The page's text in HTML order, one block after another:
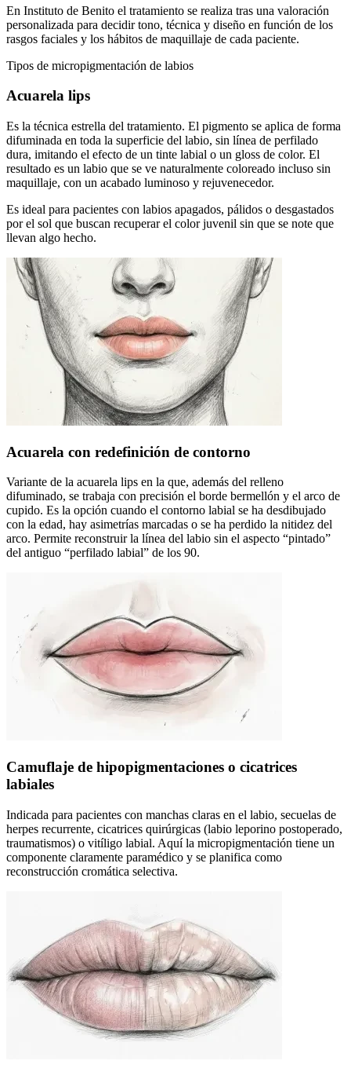
En Instituto de Benito el tratamiento se realiza tras una valoración
personalizada para decidir tono, técnica y diseño en función de los
rasgos faciales y los hábitos de maquillaje de cada paciente.
Tipos de micropigmentación de labios
Acuarela lips
Es la técnica estrella del tratamiento. El pigmento se aplica de forma
difuminada en toda la superficie del labio, sin línea de perfilado
dura, imitando el efecto de un tinte labial o un gloss de color. El
resultado es un labio que se ve naturalmente coloreado incluso sin
maquillaje, con un acabado luminoso y rejuvenecedor.
Es ideal para pacientes con labios apagados, pálidos o desgastados
por el sol que buscan recuperar el color juvenil sin que se note que
llevan algo hecho.
Acuarela con redefinición de contorno
Variante de la acuarela lips en la que, además del relleno
difuminado, se trabaja con precisión el borde bermellón y el arco de
cupido. Es la opción cuando el contorno labial se ha desdibujado
con la edad, hay asimetrías marcadas o se ha perdido la nitidez del
arco. Permite reconstruir la línea del labio sin el aspecto “pintado”
del antiguo “perfilado labial” de los 90.
Camuflaje de hipopigmentaciones o cicatrices
labiales
Indicada para pacientes con manchas claras en el labio, secuelas de
herpes recurrente, cicatrices quirúrgicas (labio leporino postoperado,
traumatismos) o vitíligo labial. Aquí la micropigmentación tiene un
componente claramente paramédico y se planifica como
reconstrucción cromática selectiva.